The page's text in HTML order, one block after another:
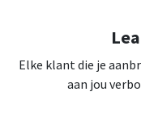
Elke klant die je
aan jou